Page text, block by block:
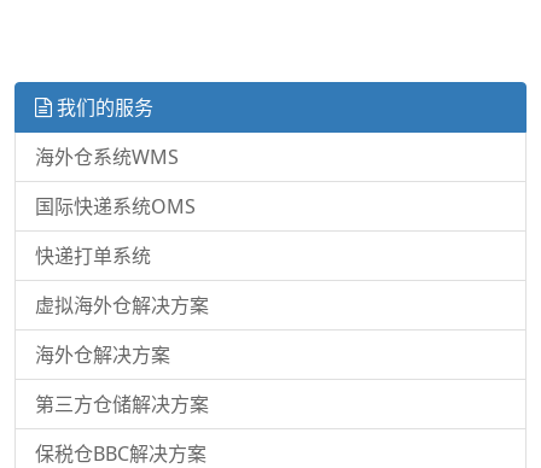
我们的服务
海外仓系统WMS
国际快递系统OMS
快递打单系统
虚拟海外仓解决方案
海外仓解决方案
第三方仓储解决方案
保税仓BBC解决方案